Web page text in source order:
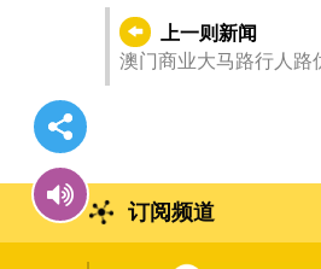
上一则新闻
澳门商业大马路行人路
订阅频道